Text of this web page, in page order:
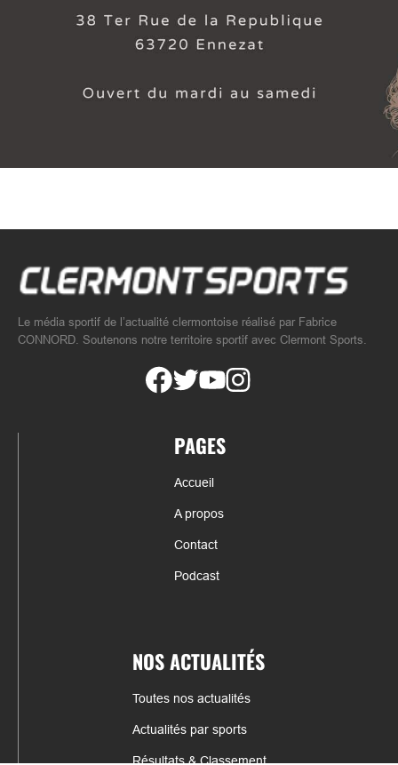
Le média sportif de l’actualité clermontoise réalisé par Fabrice
CONNORD. Soutenons notre territoire sportif avec Clermont Sports.
PAGES
Accueil
A propos
Contact
Podcast
NOS ACTUALITÉS
Toutes nos actualités
Actualités par sports
Résultats & Classement